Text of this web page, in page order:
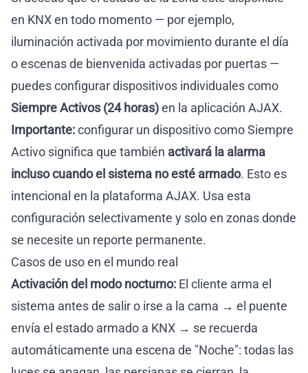
en KNX en todo momento — por ejemplo,
iluminación activada por movimiento durante el día
o escenas de bienvenida activadas por puertas —
puedes configurar dispositivos individuales como
Siempre Activos (24 horas)en la aplicación AJAX.
Importante:configurar un dispositivo como Siempre
Activo significa que también activará la alarma
incluso cuando el sistema no esté armado. Esto es
intencional en la plataforma AJAX. Usa esta
configuración selectivamente y solo en zonas donde
se necesite un reporte permanente.
Casos de uso en el mundo real
Activación del modo nocturno: El cliente arma el
sistema antes de salir o irse a la cama → el puente
envía el estado armado a KNX → se recuerda
automáticamente una escena de "Noche": todas las